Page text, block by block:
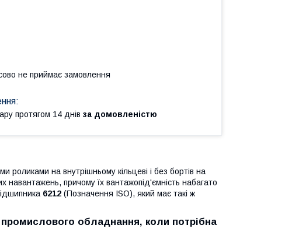
не приймає замовлення
протягом 14 днів за домовленістю
на внутрішньому кільцеві і без бортів на
причому їх вантажопід'ємність набагато
6212 (Позначення ISO), який має такі ж
обладнання, коли потрібна